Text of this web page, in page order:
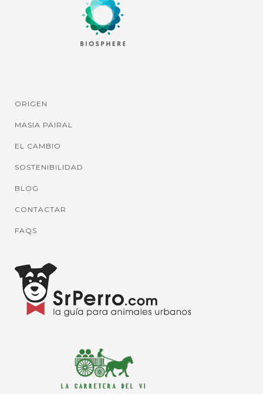
ORIGEN
MASIA PAIRAL
EL CAMBIO
SOSTENIBILIDAD
BLOG
CONTACTAR
FAQS